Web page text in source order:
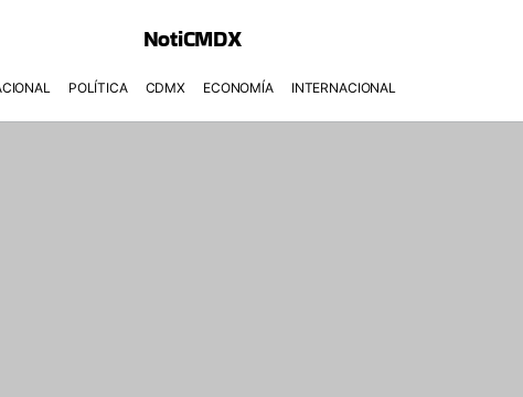
NotiCMDX
POLÍTICA CDMX ECONOMÍA INTERNACIONAL